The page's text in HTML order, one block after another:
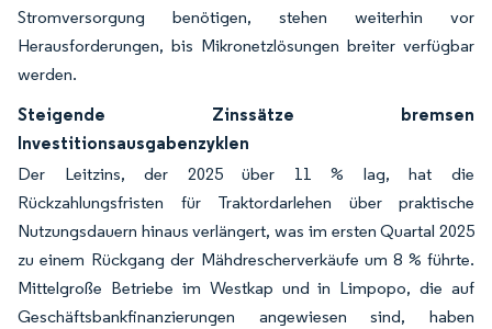
Stromversorgung benötigen, stehen weiterhin vor
Herausforderungen, bis Mikronetzlösungen breiter verfügbar
werden.
Steigende Zinssätze bremsen
Investitionsausgabenzyklen
Der Leitzins, der 2025 über 11 % lag, hat die
Rückzahlungsfristen für Traktordarlehen über praktische
Nutzungsdauern hinaus verlängert, was im ersten Quartal 2025
zu einem Rückgang der Mähdrescherverkäufe um 8 % führte.
Mittelgroße Betriebe im Westkap und in Limpopo, die auf
Geschäftsbankfinanzierungen angewiesen sind, haben